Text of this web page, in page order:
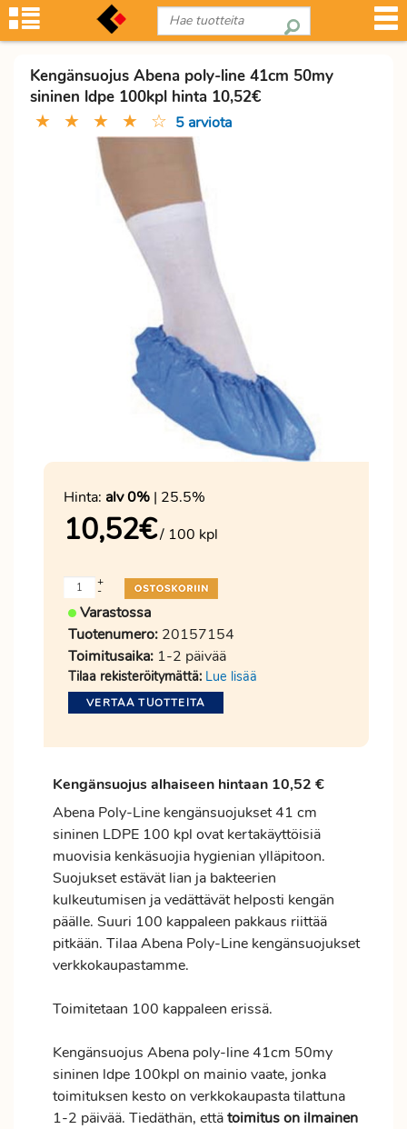
Kengänsuojus Abena poly-line 41cm 50my
sininen ldpe 100kpl hinta 10,52€
★ ★ ★ ★ ☆ 5 arviota
Hinta: alv 0% | 25.5%
10,52€/ 100 kpl
-
+
Varastossa
Tuotenumero: 20157154
Toimitusaika: 1-2 päivää
Tilaa rekisteröitymättä: Lue lisää
VERTAA TUOTTEITA
Kengänsuojus alhaiseen hintaan 10,52 €
Abena Poly-Line kengänsuojukset 41 cm
sininen LDPE 100 kpl ovat kertakäyttöisiä
muovisia kenkäsuojia hygienian ylläpitoon.
Suojukset estävät lian ja bakteerien
kulkeutumisen ja vedättävät helposti kengän
päälle. Suuri 100 kappaleen pakkaus riittää
pitkään. Tilaa Abena Poly-Line kengänsuojukset
verkkokaupastamme.
Toimitetaan 100 kappaleen erissä.
Kengänsuojus Abena poly-line 41cm 50my
sininen ldpe 100kpl on mainio vaate, jonka
toimituksen kesto on verkkokaupasta tilattuna
1-2 päivää. Tiedäthän, ettätoimituson ilmainen